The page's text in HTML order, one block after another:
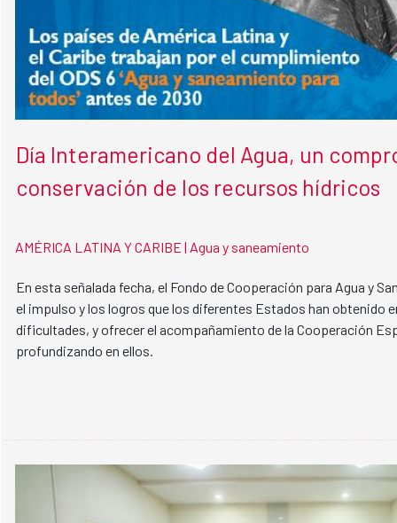
Día Interamericano del Agua, un
conservación de los recursos hídricos
AMÉRICA LATINA Y CARIBE | Agua y saneamiento
En esta señalada fecha, el Fondo de Cooperación para Agua y
el impulso y los logros que los diferentes Estados han obtenido
dificultades, y ofrecer el acompañamiento de la Cooperación
profundizando en ellos.